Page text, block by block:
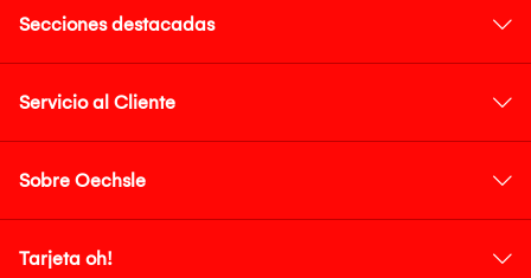
Secciones destacadas
Servicio al Cliente
Sobre Oechsle
Tarjeta oh!